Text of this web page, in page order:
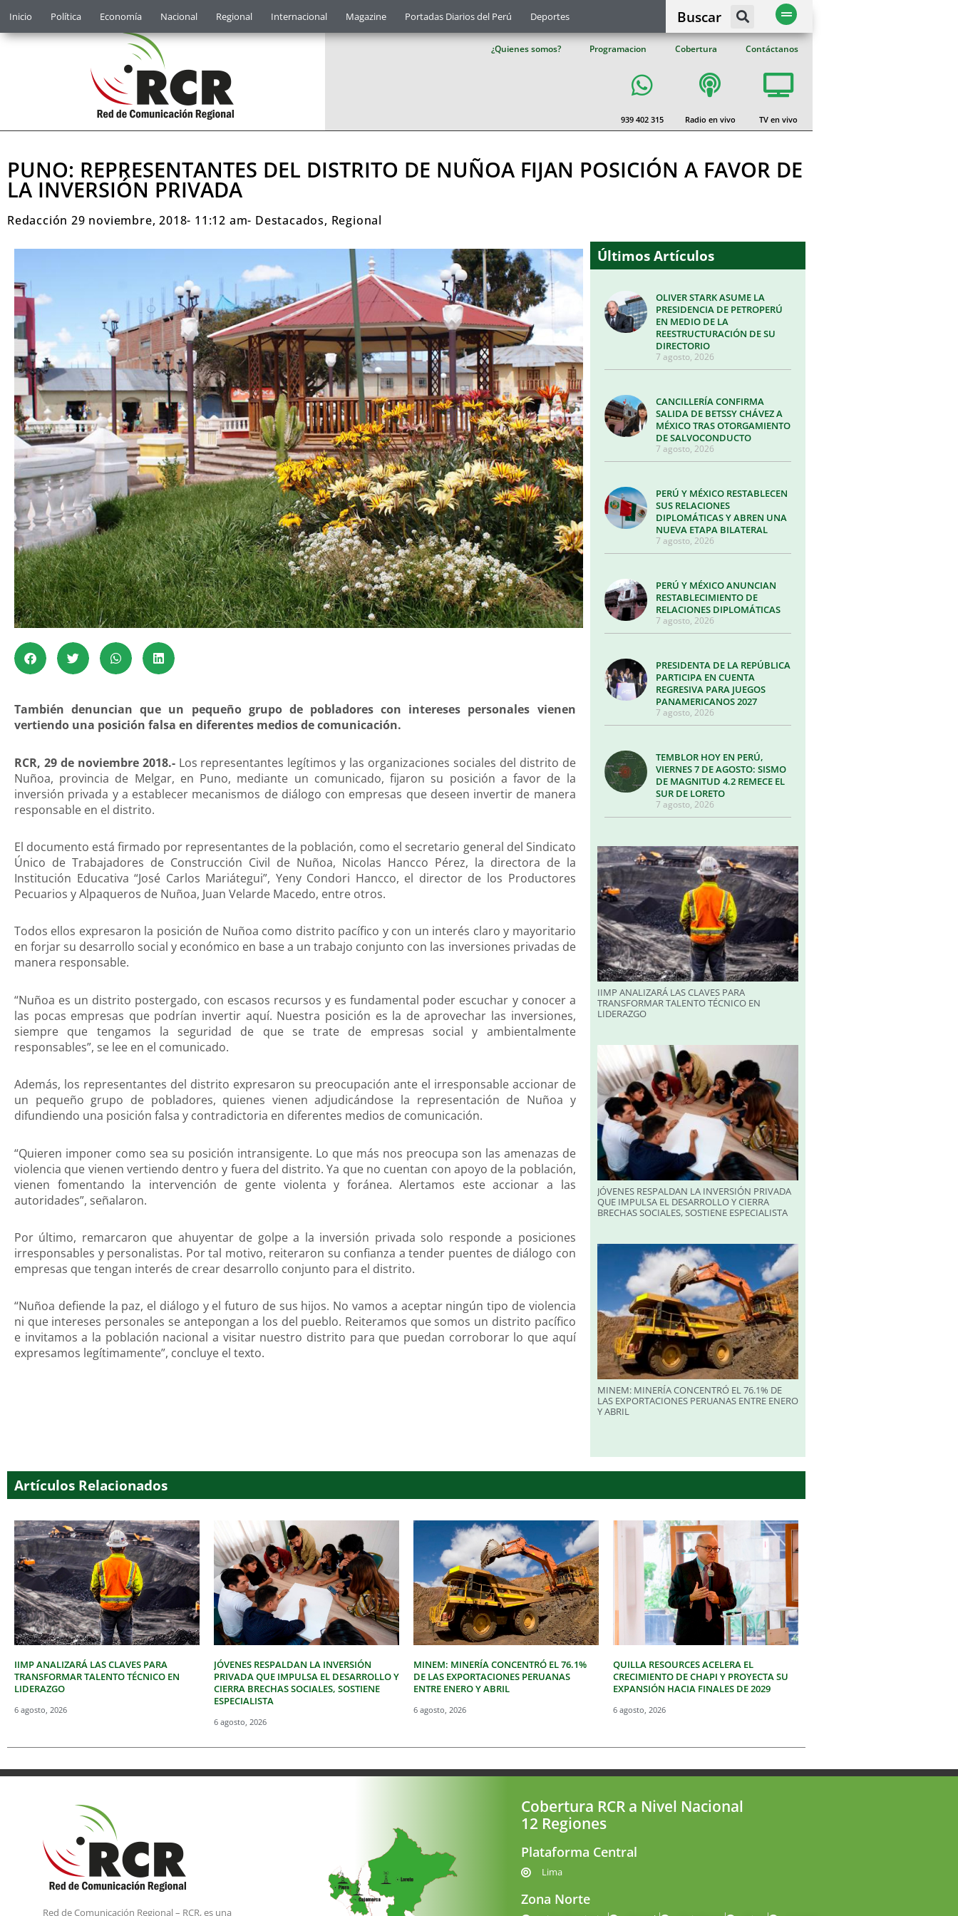
Inicio Política Economía Nacional Regional Internacional Magazine Portadas Diarios del Perú Deportes Buscar
¿Quienes somos? Programacion Cobertura Contáctanos
939 402 315 Radio en vivo TV en vivo
PUNO: REPRESENTANTES DEL DISTRITO DE NUÑOA FIJAN POSICIÓN A FAVOR DE
LA INVERSIÓN PRIVADA
Redacción 29 noviembre, 2018- 11:12 am- Destacados, Regional
También denuncian que un pequeño grupo de pobladores con intereses personales vienen
vertiendo una posición falsa en diferentes medios de comunicación.
RCR, 29 de noviembre 2018.-Los representantes legítimos y las organizaciones sociales del distrito de
Nuñoa, provincia de Melgar, en Puno, mediante un comunicado, fijaron su posición a favor de la
inversión privada y a establecer mecanismos de diálogo con empresas que deseen invertir de manera
responsable en el distrito.
El documento está firmado por representantes de la población, como el secretario general del Sindicato
Único de Trabajadores de Construcción Civil de Nuñoa, Nicolas Hancco Pérez, la directora de la
Institución Educativa “José Carlos Mariátegui”, Yeny Condori Hancco, el director de los Productores
Pecuarios y Alpaqueros de Nuñoa, Juan Velarde Macedo, entre otros.
Todos ellos expresaron la posición de Nuñoa como distrito pacífico y con un interés claro y mayoritario
en forjar su desarrollo social y económico en base a un trabajo conjunto con las inversiones privadas de
manera responsable.
“Nuñoa es un distrito postergado, con escasos recursos y es fundamental poder escuchar y conocer a
las pocas empresas que podrían invertir aquí. Nuestra posición es la de aprovechar las inversiones,
siempre que tengamos la seguridad de que se trate de empresas social y ambientalmente
responsables”, se lee en el comunicado.
Además, los representantes del distrito expresaron su preocupación ante el irresponsable accionar de
un pequeño grupo de pobladores, quienes vienen adjudicándose la representación de Nuñoa y
difundiendo una posición falsa y contradictoria en diferentes medios de comunicación.
“Quieren imponer como sea su posición intransigente. Lo que más nos preocupa son las amenazas de
violencia que vienen vertiendo dentro y fuera del distrito. Ya que no cuentan con apoyo de la población,
vienen fomentando la intervención de gente violenta y foránea. Alertamos este accionar a las
autoridades”, señalaron.
Por último, remarcaron que ahuyentar de golpe a la inversión privada solo responde a posiciones
irresponsables y personalistas. Por tal motivo, reiteraron su confianza a tender puentes de diálogo con
empresas que tengan interés de crear desarrollo conjunto para el distrito.
“Nuñoa defiende la paz, el diálogo y el futuro de sus hijos. No vamos a aceptar ningún tipo de violencia
ni que intereses personales se antepongan a los del pueblo. Reiteramos que somos un distrito pacífico
e invitamos a la población nacional a visitar nuestro distrito para que puedan corroborar lo que aquí
expresamos legítimamente”, concluye el texto.
Últimos Artículos
OLIVER STARK ASUME LA
PRESIDENCIA DE PETROPERÚ
EN MEDIO DE LA
REESTRUCTURACIÓN DE SU
DIRECTORIO
7 agosto, 2026
CANCILLERÍA CONFIRMA
SALIDA DE BETSSY CHÁVEZ A
MÉXICO TRAS OTORGAMIENTO
DE SALVOCONDUCTO
7 agosto, 2026
PERÚ Y MÉXICO RESTABLECEN
SUS RELACIONES
DIPLOMÁTICAS Y ABREN UNA
NUEVA ETAPA BILATERAL
7 agosto, 2026
PERÚ Y MÉXICO ANUNCIAN
RESTABLECIMIENTO DE
RELACIONES DIPLOMÁTICAS
7 agosto, 2026
PRESIDENTA DE LA REPÚBLICA
PARTICIPA EN CUENTA
REGRESIVA PARA JUEGOS
PANAMERICANOS 2027
7 agosto, 2026
TEMBLOR HOY EN PERÚ,
VIERNES 7 DE AGOSTO: SISMO
DE MAGNITUD 4.2 REMECE EL
SUR DE LORETO
7 agosto, 2026
IIMP ANALIZARÁ LAS CLAVES PARA
TRANSFORMAR TALENTO TÉCNICO EN
LIDERAZGO
JÓVENES RESPALDAN LA INVERSIÓN PRIVADA
QUE IMPULSA EL DESARROLLO Y CIERRA
BRECHAS SOCIALES, SOSTIENE ESPECIALISTA
MINEM: MINERÍA CONCENTRÓ EL 76.1% DE
LAS EXPORTACIONES PERUANAS ENTRE ENERO
Y ABRIL
Artículos Relacionados
IIMP ANALIZARÁ LAS CLAVES PARA
TRANSFORMAR TALENTO TÉCNICO EN
LIDERAZGO
6 agosto, 2026
JÓVENES RESPALDAN LA INVERSIÓN
PRIVADA QUE IMPULSA EL DESARROLLO Y
CIERRA BRECHAS SOCIALES, SOSTIENE
ESPECIALISTA
6 agosto, 2026
MINEM: MINERÍA CONCENTRÓ EL 76.1%
DE LAS EXPORTACIONES PERUANAS
ENTRE ENERO Y ABRIL
6 agosto, 2026
QUILLA RESOURCES ACELERA EL
CRECIMIENTO DE CHAPI Y PROYECTA SU
EXPANSIÓN HACIA FINALES DE 2029
6 agosto, 2026
Red de Comunicación Regional – RCR, es una
Cobertura RCR a Nivel Nacional
12 Regiones
Plataforma Central
Lima
Zona Norte